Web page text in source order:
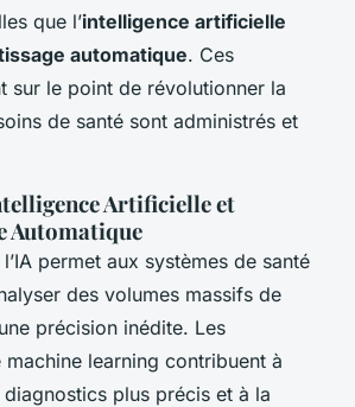
que l’intelligence artificielle
automatique. Ces
sur le point de révolutionner la
de santé sont administrés et
Artificielle et
Automatique
permet aux systèmes de santé
des volumes massifs de
précision inédite. Les
machine learning contribuent à
diagnostics plus précis et à la